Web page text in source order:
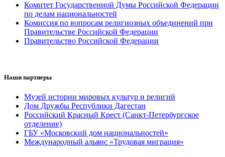
Комитет Государственной Думы Российской Федерации
по делам национальностей
Комиссия по вопросам религиозных объединений при
Правительстве Российской Федерации
Правительство Российской Федерации
Наши партнеры
Музей истории мировых культур и религий
Дом Дружбы Республики Дагестан
Российский Красный Крест (Санкт-Петербургское
отделение)
ГБУ «Московский дом национальностей»
Международный альянс «Трудовая миграция»